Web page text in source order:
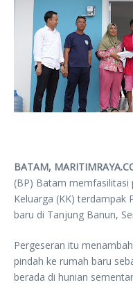
BATAM,
(BP) Batam memfasilitasi
Keluarga (KK) terdampak
baru di Tanjung Banun,
Pergeseran itu
pindah ke rumah baru
berada di hunian